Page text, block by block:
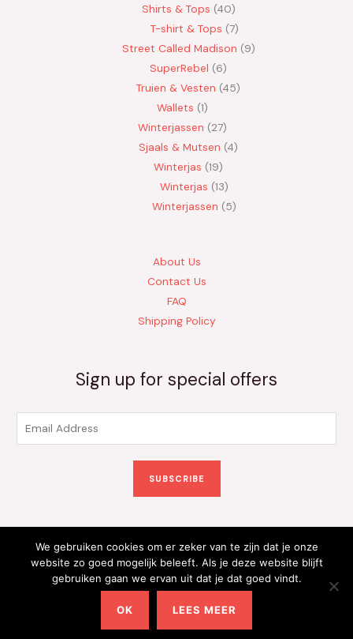
Shirts & Tops 40
T-shirt & Tops 7
Street Called Madison 9
SuperRebel
6
Truien & Vesten 45
Wallets 1
Winterjassen
27
Sjaals & Mutsen 4
Winterjas 19
Winterjas 13
Winterjassen
5
About Us
Contact Us
FAQ
Shipping Policy
Sign up for special offers
m
SUBSCRIBE
Copyright © 2026 Kinderkleding Onlineshop | Powered by
Kinderkleding Onlineshop
We gebruiken cookies om er zeker van te zijn dat je onze
website zo goed mogelijk beleeft. Als je deze website blijft
gebruiken gaan we ervan uit dat je dat goed vindt.
OK LEES MEER